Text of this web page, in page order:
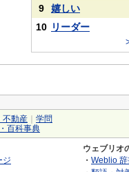
9
嬉しい
10 リーダー
不動産
学問
百科事典
ジ
ウェブリオ
・ Weblio 辞